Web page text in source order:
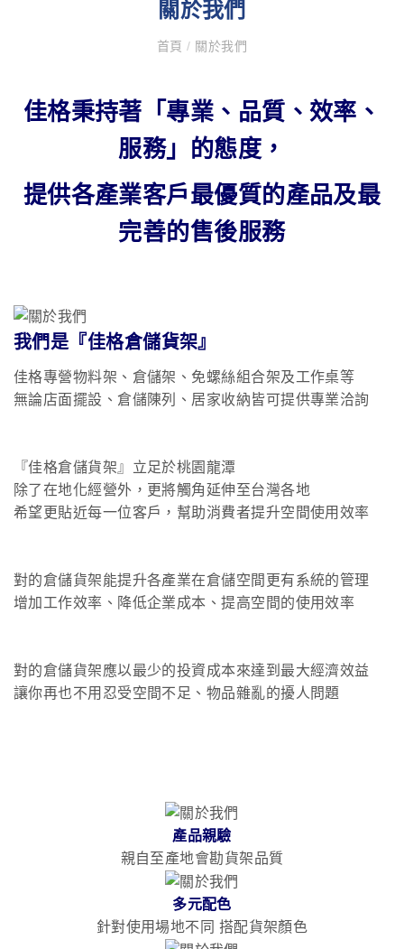
關於我們
首頁/ 關於我們
佳格秉持著「專業、品質、效率、
服務」的態度，
提供各產業客戶最優質的產品及最
完善的售後服務
我們是『佳格倉儲貨架』
佳格專營物料架、倉儲架、免螺絲組合架及工作桌等
無論店面擺設、倉儲陳列、居家收納皆可提供專業洽詢
『佳格倉儲貨架』立足於桃園龍潭
除了在地化經營外，更將觸角延伸至台灣各地
希望更貼近每一位客戶，幫助消費者提升空間使用效率
對的倉儲貨架能提升各產業在倉儲空間更有系統的管理
增加工作效率、降低企業成本、提高空間的使用效率
對的倉儲貨架應以最少的投資成本來達到最大經濟效益
讓你再也不用忍受空間不足、物品雜亂的擾人問題
產品親驗
親自至產地會勘貨架品質
多元配色
針對使用場地不同 搭配貨架顏色